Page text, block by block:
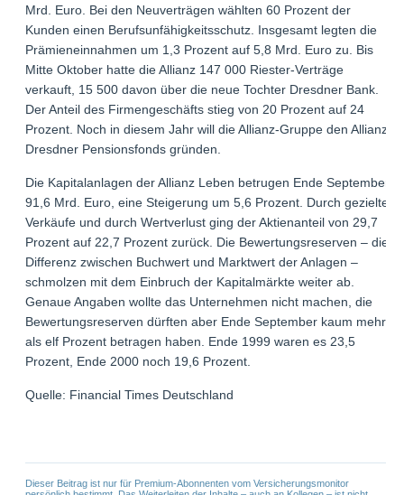
Mrd. Euro. Bei den Neuverträgen wählten 60 Prozent der
Kunden einen Berufsunfähigkeitsschutz. Insgesamt legten die
Prämieneinnahmen um 1,3 Prozent auf 5,8 Mrd. Euro zu. Bis
Mitte Oktober hatte die Allianz 147 000 Riester-Verträge
verkauft, 15 500 davon über die neue Tochter Dresdner Bank.
Der Anteil des Firmengeschäfts stieg von 20 Prozent auf 24
Prozent. Noch in diesem Jahr will die Allianz-Gruppe den Allianz
Dresdner Pensionsfonds gründen.
Die Kapitalanlagen der Allianz Leben betrugen Ende September
91,6 Mrd. Euro, eine Steigerung um 5,6 Prozent. Durch gezielte
Verkäufe und durch Wertverlust ging der Aktienanteil von 29,7
Prozent auf 22,7 Prozent zurück. Die Bewertungsreserven – die
Differenz zwischen Buchwert und Marktwert der Anlagen –
schmolzen mit dem Einbruch der Kapitalmärkte weiter ab.
Genaue Angaben wollte das Unternehmen nicht machen, die
Bewertungsreserven dürften aber Ende September kaum mehr
als elf Prozent betragen haben. Ende 1999 waren es 23,5
Prozent, Ende 2000 noch 19,6 Prozent.
Quelle: Financial Times Deutschland
Dieser Beitrag ist nur für Premium-Abonnenten vom Versicherungsmonitor